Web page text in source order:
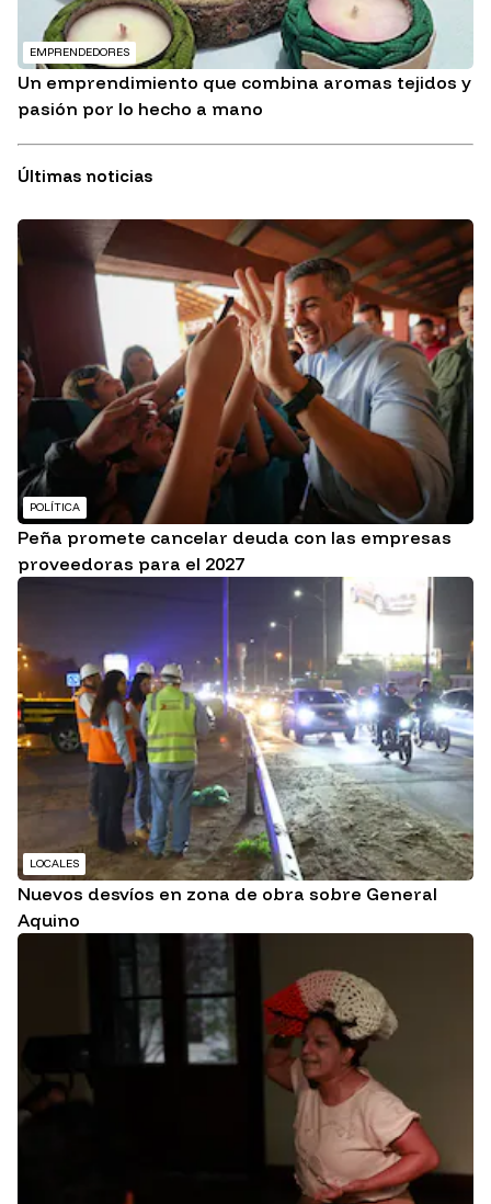
EMPRENDEDORES
Un emprendimiento que combina aromas tejidos y
pasión por lo hecho a mano
Últimas noticias
POLÍTICA
Peña promete cancelar deuda con las empresas
proveedoras para el 2027
LOCALES
Nuevos desvíos en zona de obra sobre General
Aquino